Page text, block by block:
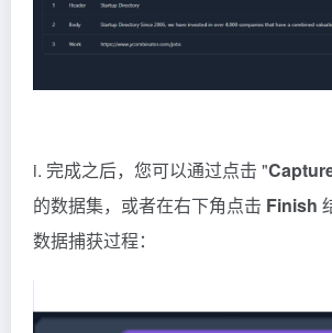
i. 完成之后，您可以通过点击 "
的数据集，或者在右下角点击 Finish
数据捕获过程：